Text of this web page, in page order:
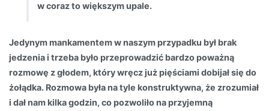
w coraz to większym upale.
Jedynym mankamentem w naszym przypadku był brak
jedzenia i trzeba było przeprowadzić bardzo poważną
rozmowę z głodem, który wręcz już pięściami dobijał się do
żołądka. Rozmowa była na tyle konstruktywna, że zrozumiał
i dał nam kilka godzin, co pozwoliło na przyjemną